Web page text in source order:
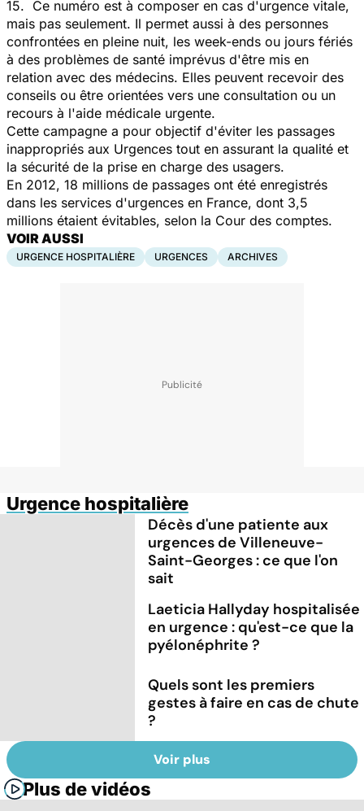
15. Ce numéro est à composer en cas d'urgence vitale,
mais pas seulement. Il permet aussi à des personnes
confrontées en pleine nuit, les week-ends ou jours fériés
à des problèmes de santé imprévus d'être mis en
relation avec des médecins. Elles peuvent recevoir des
conseils ou être orientées vers une consultation ou un
recours à l'aide médicale urgente.
Cette campagne a pour objectif d'éviter les passages
inappropriés aux Urgences tout en assurant la qualité et
la sécurité de la prise en charge des usagers.
En 2012, 18 millions de passages ont été enregistrés
dans les services d'urgences en France, dont 3,5
millions étaient évitables, selon la Cour des comptes.
VOIR AUSSI
URGENCE HOSPITALIÈRE URGENCES ARCHIVES
Urgence hospitalière
Décès d'une patiente aux
urgences de Villeneuve-
Saint-Georges : ce que l'on
sait
Laeticia Hallyday hospitalisée
en urgence : qu'est-ce que la
pyélonéphrite ?
Quels sont les premiers
gestes à faire en cas de chute
?
Voir plus
Plus de vidéos